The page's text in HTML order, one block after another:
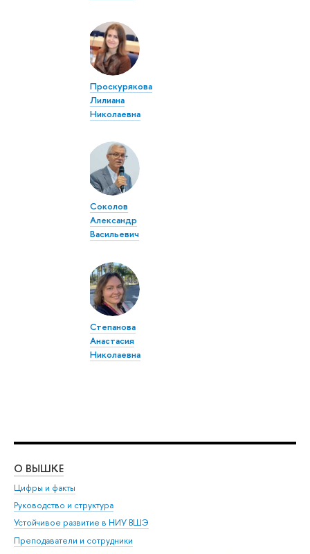
Проскурякова
Лилиана
Николаевна
Соколов
Александр
Васильевич
Степанова
Анастасия
Николаевна
О ВЫШКЕ
Цифры и факты
Руководство и структура
Устойчивое развитие в НИУ ВШЭ
Преподаватели и сотрудники